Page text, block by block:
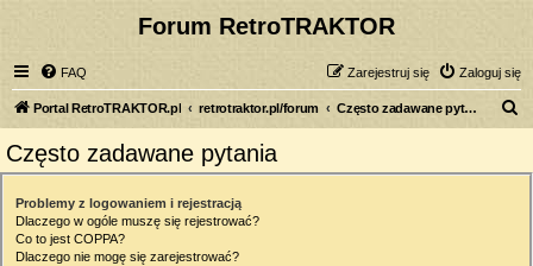
Forum RetroTRAKTOR
FAQ Zaloguj się
Zarejestruj się
Portal RetroTRAKTOR.pl retrotraktor.pl/forum Często zadawane pytania
Często zadawane pytania
Problemy z logowaniem i rejestracją
Dlaczego w ogóle muszę się rejestrować?
Co to jest COPPA?
Dlaczego nie mogę się zarejestrować?